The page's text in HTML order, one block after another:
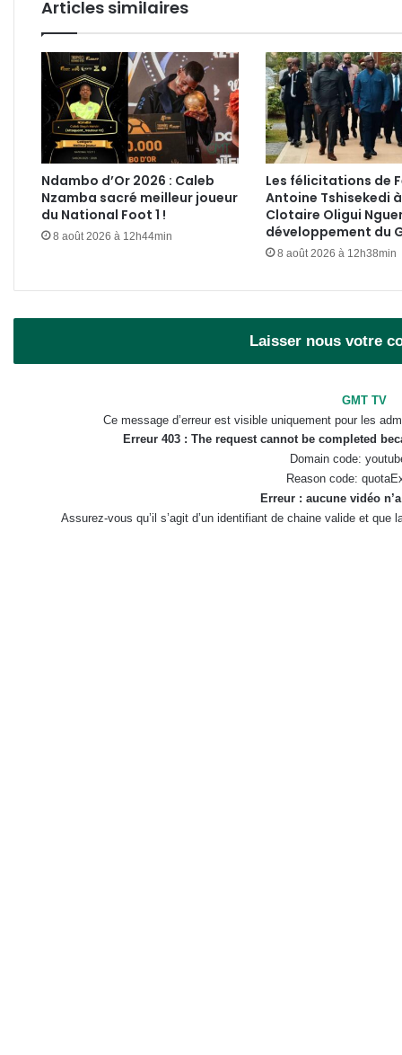
Articles similaires
Ndambo d’Or 2026 : Caleb
Nzamba sacré meilleur joueur
du National Foot 1 !
8 août 2026 à 12h44min
Les félicitations de
Antoine Tshisekedi
Clotaire Oligui
développement du
8 août 2026 à 12h38min
Laisser nous votre
GMT TV
Ce message d’erreur est visible uniquement pour les
Erreur 403 : The request cannot be completed
Domain code:
Reason code:
Erreur : aucune vidéo
Assurez-vous qu’il s’agit d’un identifiant de chaine valide et